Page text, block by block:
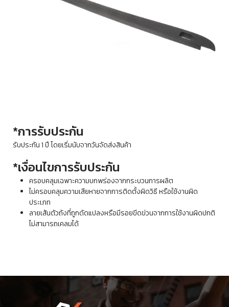
*การรับประกัน
รับประกัน 1 ปี โดยเริ่มนับจากวันจัดส่งสินค้า
*เงื่อนไขการรับประกัน
ครอบคลุมเฉพาะความบกพร่องจากกระบวนการผลิต
ไม่ครอบคลุมความเสียหายจากการติดตั้งผิดวิธี หรือใช้งานผิด
ประเภท
ลายเส้นตัวถังที่ถูกดัดแปลงหรือมีรอยขีดข่วนจากการใช้งานผิดปกติ
ไม่สามารถเคลมได้